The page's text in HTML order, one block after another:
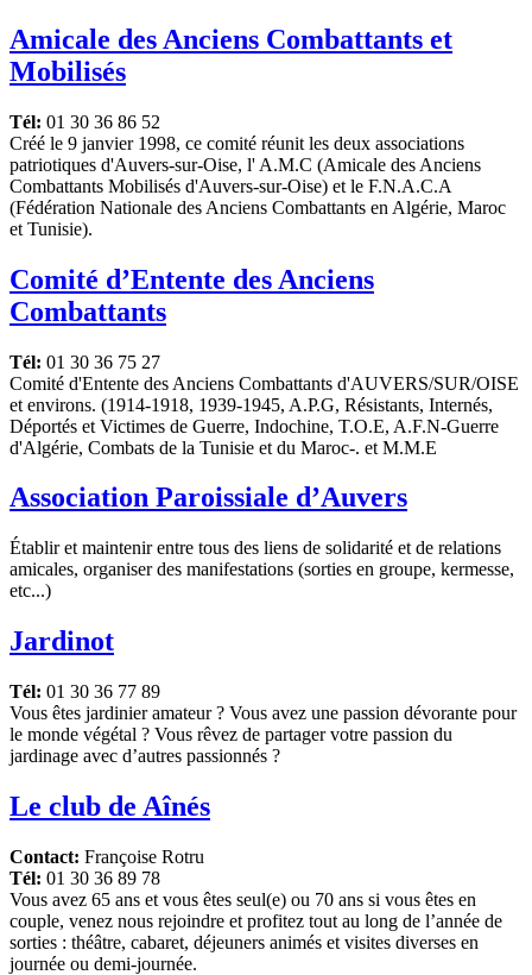
Amicale des Anciens Combattants et
Mobilisés
Tél: 01 30 36 86 52
Créé le 9 janvier 1998, ce comité réunit les deux associations
patriotiques d'Auvers-sur-Oise, l' A.M.C (Amicale des Anciens
Combattants Mobilisés d'Auvers-sur-Oise) et le F.N.A.C.A
(Fédération Nationale des Anciens Combattants en Algérie, Maroc
et Tunisie).
Comité d’Entente des Anciens
Combattants
Tél: 01 30 36 75 27
Comité d'Entente des Anciens Combattants d'AUVERS/SUR/OISE
et environs. (1914-1918, 1939-1945, A.P.G, Résistants, Internés,
Déportés et Victimes de Guerre, Indochine, T.O.E, A.F.N-Guerre
d'Algérie, Combats de la Tunisie et du Maroc-. et M.M.E
Association Paroissiale d’Auvers
Établir et maintenir entre tous des liens de solidarité et de relations
amicales, organiser des manifestations (sorties en groupe, kermesse,
etc...)
Jardinot
Tél: 01 30 36 77 89
Vous êtes jardinier amateur ? Vous avez une passion dévorante pour
le monde végétal ? Vous rêvez de partager votre passion du
jardinage avec d’autres passionnés ?
Le club de Aînés
Contact: Françoise Rotru
Tél: 01 30 36 89 78
Vous avez 65 ans et vous êtes seul(e) ou 70 ans si vous êtes en
couple, venez nous rejoindre et profitez tout au long de l’année de
sorties : théâtre, cabaret, déjeuners animés et visites diverses en
journée ou demi-journée.